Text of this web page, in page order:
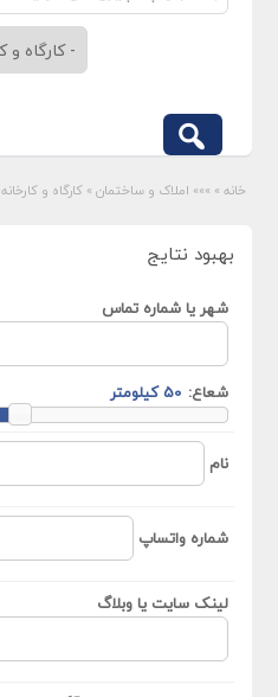
خانه » »»» املاک و ساختمان » کارگاه و کارخانه
بهبود نتایج
شهر یا شماره تماس
شعاع:
نام
شماره واتساپ
لینک سایت یا وبلاگ